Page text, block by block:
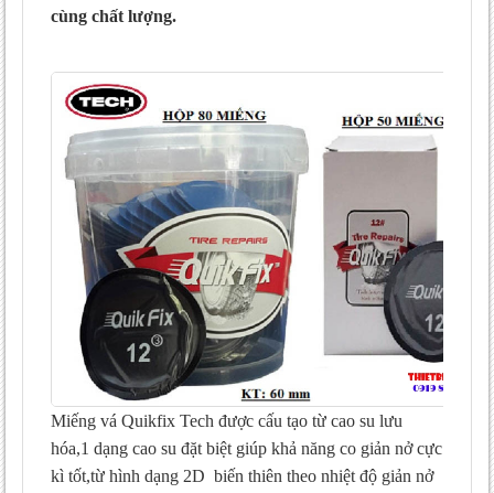
cùng chất lượng.
Miếng vá Quikfix Tech được cấu tạo từ cao su lưu
hóa,1 dạng cao su đặt biệt giúp khả năng co giản nở cực
kì tốt,từ hình dạng 2D biến thiên theo nhiệt độ giản nở